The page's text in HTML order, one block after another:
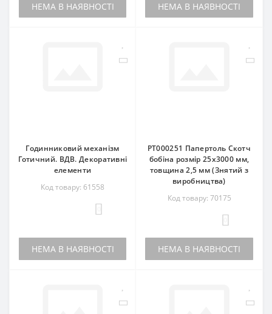
НЕМА В НАЯВНОСТІ НЕМА В НАЯВНОСТІ
Годинниковий механізм
Готичний. ВДВ. Декоративні
елементи
Код товару: 61558
НЕМА В НАЯВНОСТІ
РТ000251 Папертоль Скотч
бобіна розмір 25х3000 мм,
товщина 2,5 мм (Знятий з
виробництва)
Код товару: 70175
НЕМА В НАЯВНОСТІ